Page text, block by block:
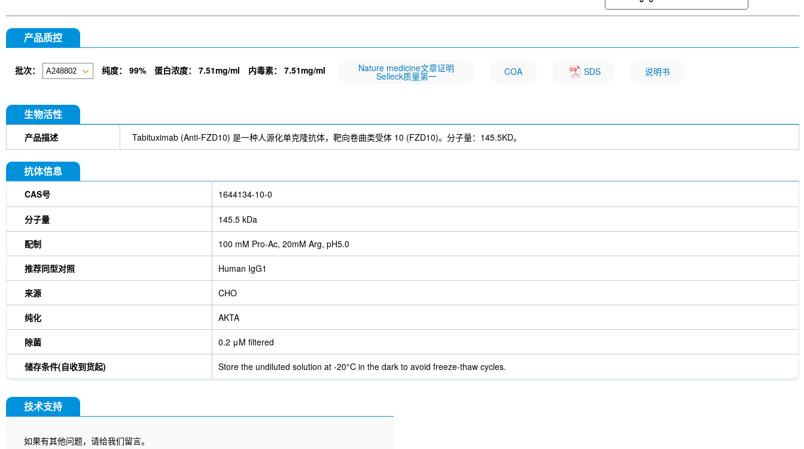
产品质控
批次： 纯度： 99% 蛋白浓度： 7.51mg/ml 内毒素： 7.51mg/ml Nature medicine文章证明
Selleck质量第一 COA SDS 说明书
生物活性
产品描述 Tabituximab (Anti-FZD10) 是一种人源化单克隆抗体，靶向卷曲类受体 10 (FZD10)。分子量：145.5KD。
抗体信息
CAS号 1644134-10-0
分子量 145.5 kDa
配制 100 mM Pro-Ac, 20mM Arg, pH5.0
推荐同型对照 Human IgG1
来源 CHO
纯化 AKTA
除菌 0.2 μM filtered
储存条件(自收到货起) Store the undiluted solution at -20°C in the dark to avoid freeze-thaw cycles.
技术支持
如果有其他问题，请给我们留言。